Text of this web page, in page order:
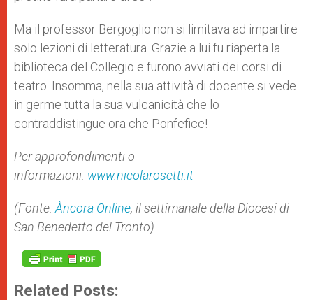
Ma il professor Bergoglio non si limitava ad impartire
solo lezioni di letteratura. Grazie a lui fu riaperta la
biblioteca del Collegio e furono avviati dei corsi di
teatro. Insomma, nella sua attività di docente si vede
in germe tutta la sua vulcanicità che lo
contraddistingue ora che Ponfefice!
Per approfondimenti o
informazioni: www.nicolarosetti.it
(Fonte: Àncora Online, il settimanale della Diocesi di
San Benedetto del Tronto)
Related Posts: